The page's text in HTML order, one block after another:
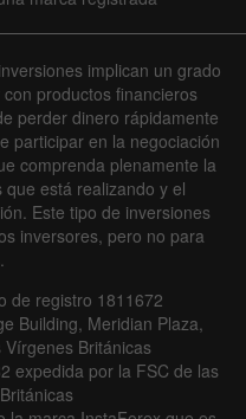
implican un grado
productos financieros
perder dinero rápidamente
participar en la negociación
comprenda plenamente la
está realizando y el
Este tipo de inversiones
inversores, pero no para
de registro 1811672
Building, Meridian Plaza,
Vírgenes Británicas
expedida por la FSC de las